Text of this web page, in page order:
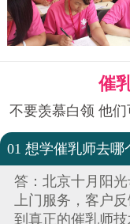
催
不要羡慕白领 他
01 想学催乳师去哪
答：北京十月阳
上门服务，客户
到真正的催乳师